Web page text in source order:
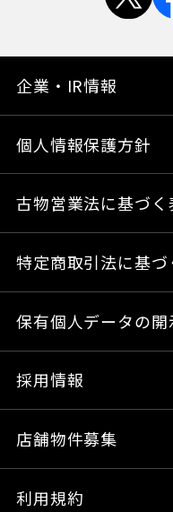
企業・IR情報
個人情報保護方針
古物営業法に基づく
特定商取引法に基づ
保有個人データの
採用情報
店舗物件募集
利用規約